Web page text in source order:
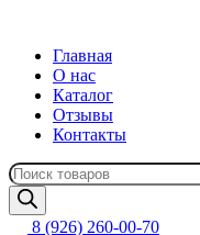
Главная
О нас
Каталог
Отзывы
Контакты
Поиск
товаров
8 (926) 260-00-70